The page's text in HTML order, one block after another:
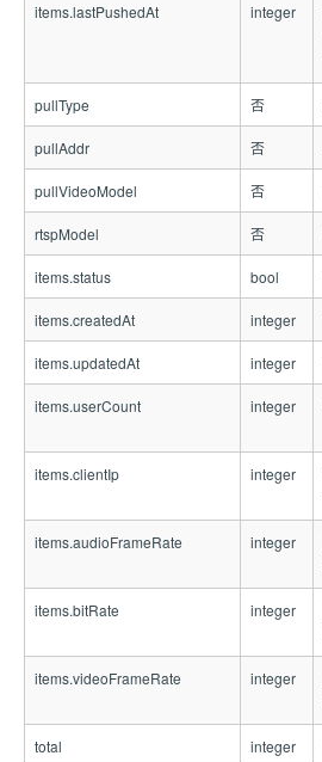
items.lastPushedAt integer
pullType 否
pullAddr 否
pullVideoModel 否
rtspModel 否
items.status bool
items.createdAt integer
items.updatedAt integer
items.userCount integer
items.clientIp integer
items.audioFrameRate integer
items.bitRate integer
items.videoFrameRate integer
total integer